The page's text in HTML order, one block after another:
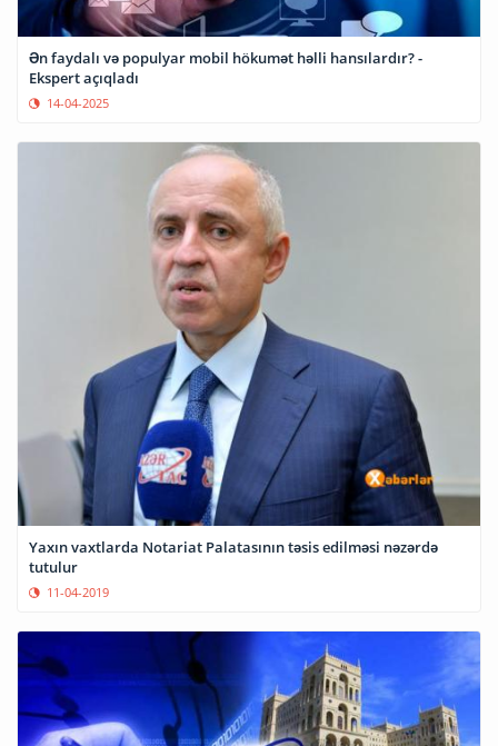
Ən faydalı və populyar mobil hökumət həlli hansılardır? -
Ekspert açıqladı
14-04-2025
Yaxın vaxtlarda Notariat Palatasının təsis edilməsi nəzərdə
tutulur
11-04-2019